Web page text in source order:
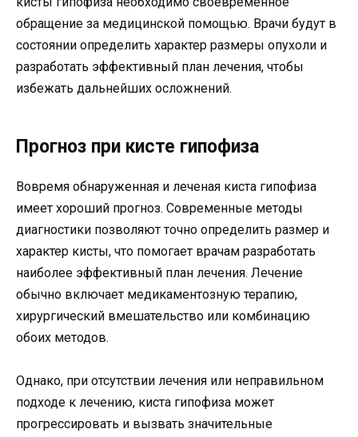
обращение за медицинской помощью. Врачи будут в
состоянии определить характер размеры опухоли и
разработать эффективный план лечения, чтобы
избежать дальнейших осложнений.
Прогноз при кисте гипофиза
Вовремя обнаруженная и леченая киста гипофиза
имеет хороший прогноз. Современные методы
диагностики позволяют точно определить размер и
характер кисты, что помогает врачам разработать
наиболее эффективный план лечения. Лечение
обычно включает медикаментозную терапию,
хирургический вмешательство или комбинацию
обоих методов.
Однако, при отсутствии лечения или неправильном
подходе к лечению, киста гипофиза может
прогрессировать и вызвать значительные